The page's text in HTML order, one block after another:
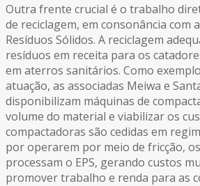
Outra frente crucial é o trabalho
de reciclagem, em consonância com
Resíduos Sólidos. A reciclagem
resíduos em receita para os
em aterros sanitários. Como
atuação, as associadas Meiwa e
disponibilizam máquinas de
volume do material e viabilizar os
compactadoras são cedidas em
por operarem por meio de fricção,
processam o EPS, gerando custos
promover trabalho e renda para as